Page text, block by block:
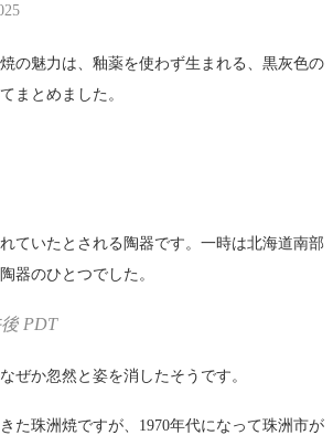
の魅力は、釉薬を使わず生まれる、黒灰色の
まとめました。
ていたとされる陶器です。一時は北海道南部
器のひとつでした。
PDT
ぜか忽然と姿を消したそうです。
た珠洲焼ですが、1970年代になって珠洲市が